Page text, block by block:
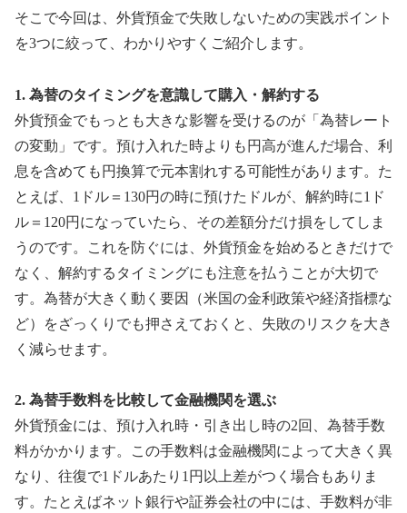
そこで今回は、外貨預金で失敗しないための実践ポイント
を3つに絞って、わかりやすくご紹介します。
1. 為替のタイミングを意識して購入・解約する
外貨預金でもっとも大きな影響を受けるのが「為替レート
の変動」です。預け入れた時よりも円高が進んだ場合、利
息を含めても円換算で元本割れする可能性があります。た
とえば、1ドル＝130円の時に預けたドルが、解約時に1ド
ル＝120円になっていたら、その差額分だけ損をしてしま
うのです。これを防ぐには、外貨預金を始めるときだけで
なく、解約するタイミングにも注意を払うことが大切で
す。為替が大きく動く要因（米国の金利政策や経済指標な
ど）をざっくりでも押さえておくと、失敗のリスクを大き
く減らせます。
2. 為替手数料を比較して金融機関を選ぶ
外貨預金には、預け入れ時・引き出し時の2回、為替手数
料がかかります。この手数料は金融機関によって大きく異
なり、往復で1ドルあたり1円以上差がつく場合もありま
す。たとえばネット銀行や証券会社の中には、手数料が非